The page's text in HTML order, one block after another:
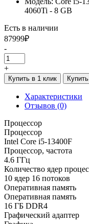
4060Ti - 8 GB
Есть в наличии
87999₽
-
+
Купить в 1 клик Купить
Характеристики
Отзывов (0)
Процессор
Процессор
Intel Core i5-13400F
Процессор, частота
4.6 ГГц
Количество ядер
10 ядер 16 потоков
Оперативная память
Оперативная память
16 ГБ DDR4
Графический адаптер